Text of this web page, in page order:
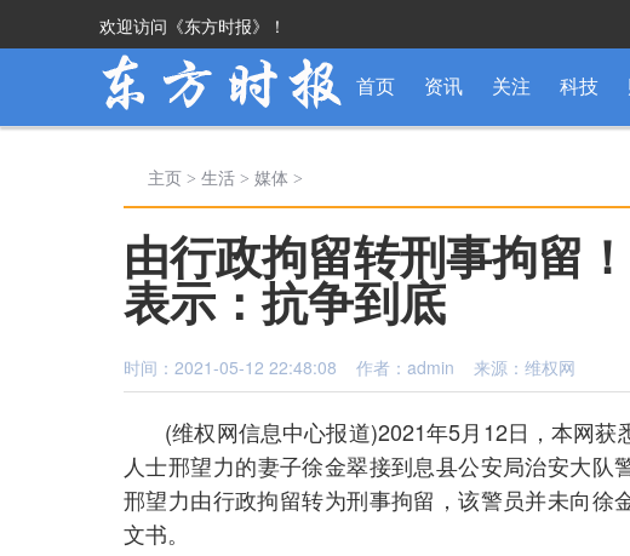
欢迎访问《东方时报》！
首页 资讯 关注 科技
主页 > 生活 > 媒体 >
由行政拘留转刑事拘留
表示：抗争到底
时间：2021-05-12 22:48:08 作者：admin 来源：维权网
(维权网信息中心报道)2021年5月12日，本网
人士邢望力的妻子徐金翠接到息县公安局治安大队
邢望力由行政拘留转为刑事拘留，该警员并未向
文书。